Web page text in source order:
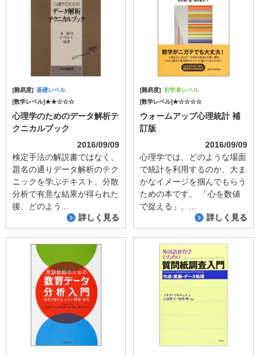
[難易度] 基礎レベル
[数学レベル]★★☆☆☆
心理学のためのデータ解析テ
クニカルブック
2016/09/09
検定手法の解説書ではなく、
題名の通りデータ解析のテク
ニックを学ぶテキスト。分散
分析で有意な結果が得られた
後、どのよう...
詳しく見る
[難易度] 初学者レベル
[数学レベル]★☆☆☆☆
ウォームアップ心理統計 補
訂版
2016/09/09
心理学では、どのような場面
で統計を利用するのか、大ま
かなイメージを掴んでもらう
ための本です。 「心を数値
で捉える」、...
詳しく見る